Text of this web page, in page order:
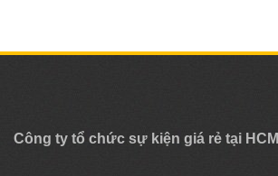
Công ty tổ chức sự kiện giá rẻ tại HCM